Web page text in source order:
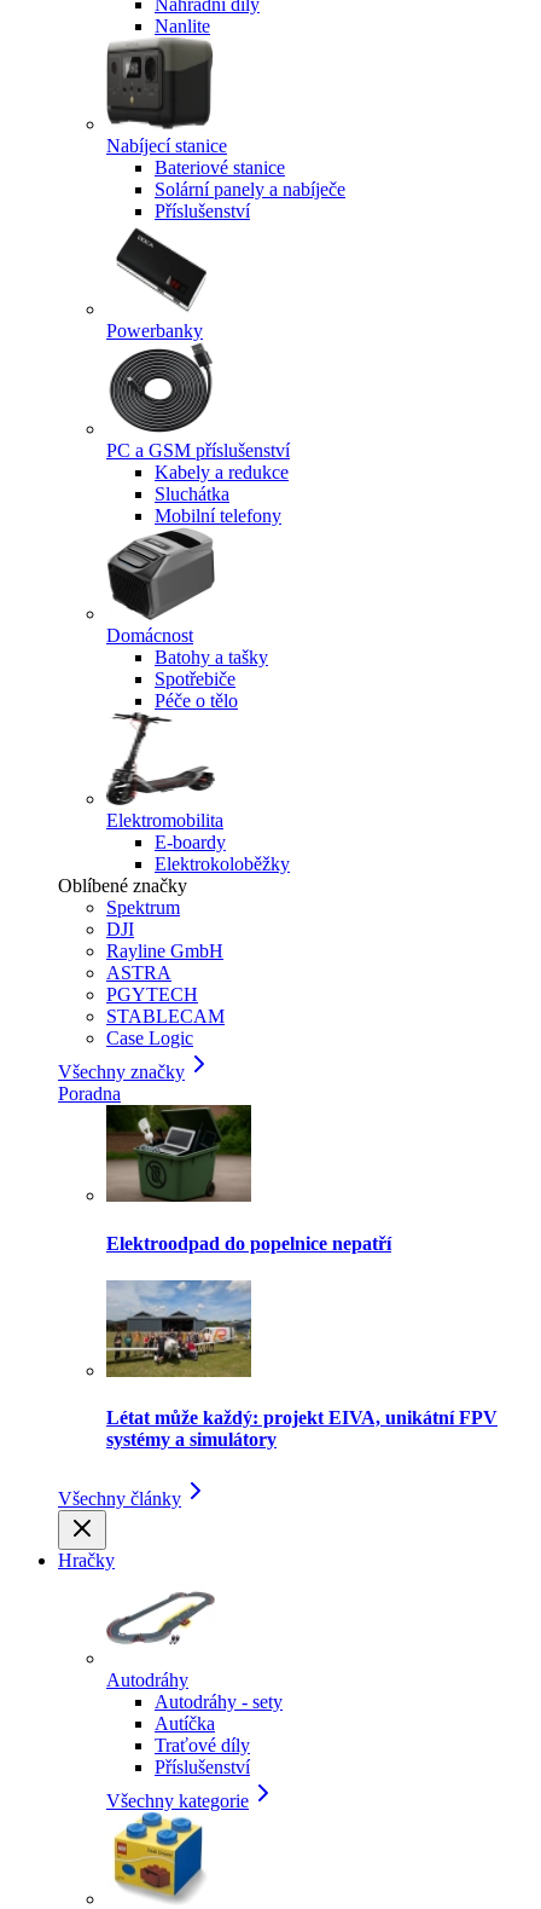
Náhradní díly
Nanlite
Nabíjecí stanice
Bateriové stanice
Solární panely a nabíječe
Příslušenství
Powerbanky
PC a GSM příslušenství
Kabely a redukce
Sluchátka
Mobilní telefony
Domácnost
Batohy a tašky
Spotřebiče
Péče o tělo
Elektromobilita
E-boardy
Elektrokoloběžky
Oblíbené značky
Spektrum
DJI
Rayline GmbH
ASTRA
PGYTECH
STABLECAM
Case Logic
Všechny značky
Poradna
Elektroodpad do popelnice nepatří
Létat může každý: projekt EIVA, unikátní FPV
systémy a simulátory
Všechny články
Hračky
Autodráhy
Autodráhy - sety
Autíčka
Traťové díly
Příslušenství
Všechny kategorie